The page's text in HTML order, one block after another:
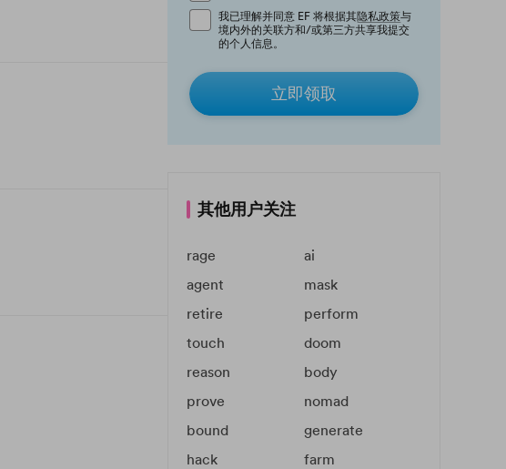
我已理解并同意 EF 将根据其隐私政策与
境内外的关联方和/或第三方共享我提交
的个人信息。
立即领取
其他用户关注
rage
ai
agent
mask
retire
perform
touch
doom
reason
body
prove
nomad
bound
generate
hack
farm